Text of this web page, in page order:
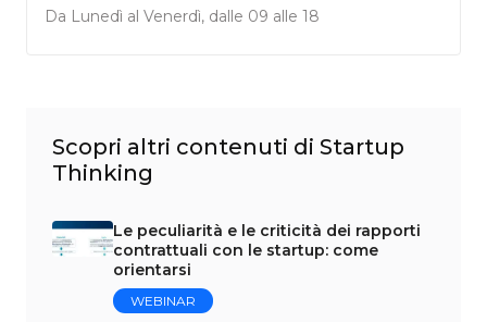
Da Lunedì al Venerdì, dalle 09 alle 18
Scopri altri contenuti di Startup
Thinking
Le peculiarità e le criticità dei rapporti
contrattuali con le startup: come
orientarsi
WEBINAR